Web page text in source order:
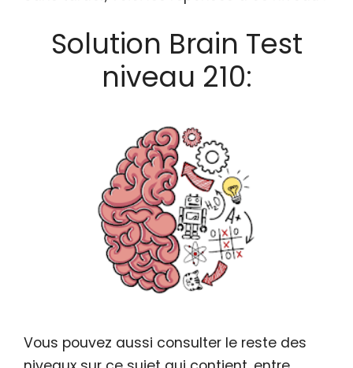
Solution Brain Test
niveau 210:
Vous pouvez aussi consulter le reste des